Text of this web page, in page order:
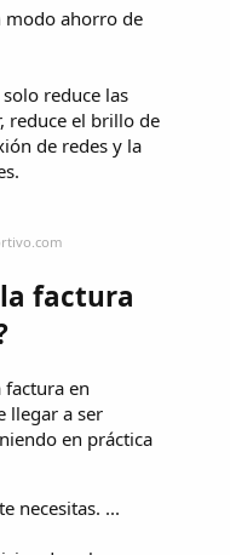
modo ahorro de
reduce las
reduce el brillo de
de redes y la
factura
en
llegar a ser
en práctica
necesitas. ...